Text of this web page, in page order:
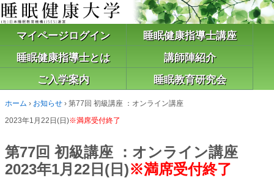
マイページログイン
睡眠健康指導士講座
睡眠健康指導士とは
講師陣紹介
ご入学案内
睡眠教育研究会
ホーム › お知らせ › 第77回 初級講座 ：オンライン講座
2023年1月22日(日)※満席受付終了
第77回 初級講座 ：オンライン講座
2023年1月22日(日)※満席受付終了